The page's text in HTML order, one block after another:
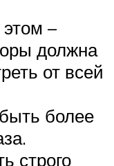
–
должна
от всей
более
строго